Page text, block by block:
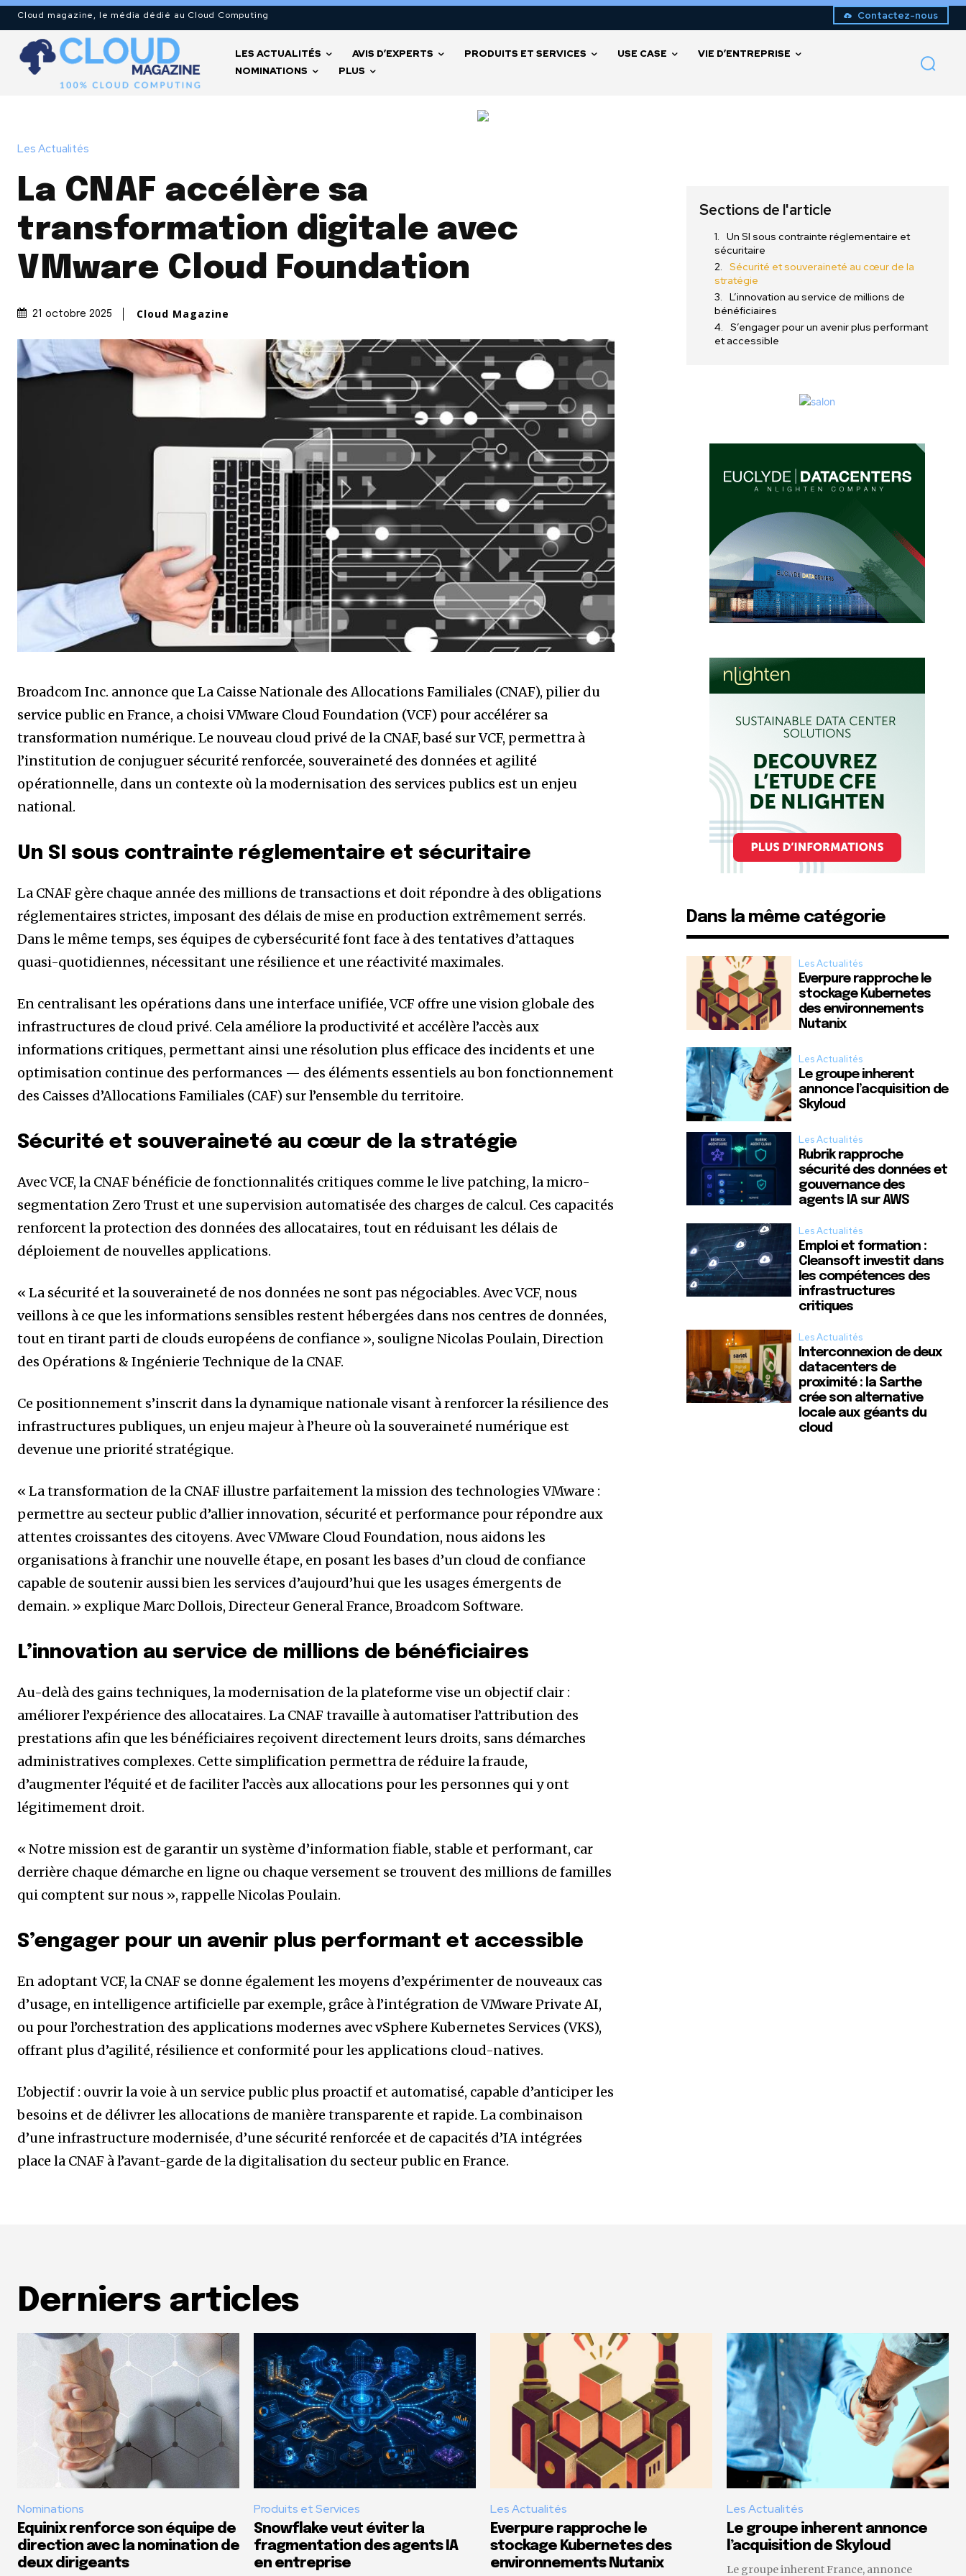
Cloud magazine, le média dédié au Cloud Computing Contactez-nous
LES ACTUALITÉS AVIS D’EXPERTS PRODUITS ET SERVICES USE CASE
VIE D’ENTREPRISE
NOMINATIONS
PLUS
Les Actualités
La CNAF accélère sa
transformation digitale avec
VMware Cloud Foundation
21 octobre 2025 Cloud Magazine
Broadcom Inc. annonce que La Caisse Nationale des Allocations Familiales (CNAF), pilier du
service public en France, a choisi VMware Cloud Foundation (VCF) pour accélérer sa
transformation numérique. Le nouveau cloud privé de la CNAF, basé sur VCF, permettra à
l’institution de conjuguer sécurité renforcée, souveraineté des données et agilité
opérationnelle, dans un contexte où la modernisation des services publics est un enjeu
national.
Un SI sous contrainte réglementaire et sécuritaire
La CNAF gère chaque année des millions de transactions et doit répondre à des obligations
réglementaires strictes, imposant des délais de mise en production extrêmement serrés.
Dans le même temps, ses équipes de cybersécurité font face à des tentatives d’attaques
quasi-quotidiennes, nécessitant une résilience et une réactivité maximales.
En centralisant les opérations dans une interface unifiée, VCF offre une vision globale des
infrastructures de cloud privé. Cela améliore la productivité et accélère l’accès aux
informations critiques, permettant ainsi une résolution plus efficace des incidents et une
optimisation continue des performances — des éléments essentiels au bon fonctionnement
des Caisses d’Allocations Familiales (CAF) sur l’ensemble du territoire.
Sécurité et souveraineté au cœur de la stratégie
Avec VCF, la CNAF bénéficie de fonctionnalités critiques comme le live patching, la micro-
segmentation Zero Trust et une supervision automatisée des charges de calcul. Ces capacités
renforcent la protection des données des allocataires, tout en réduisant les délais de
déploiement de nouvelles applications.
« La sécurité et la souveraineté de nos données ne sont pas négociables. Avec VCF, nous
veillons à ce que les informations sensibles restent hébergées dans nos centres de données,
tout en tirant parti de clouds européens de confiance », souligne Nicolas Poulain, Direction
des Opérations & Ingénierie Technique de la CNAF.
Ce positionnement s’inscrit dans la dynamique nationale visant à renforcer la résilience des
infrastructures publiques, un enjeu majeur à l’heure où la souveraineté numérique est
devenue une priorité stratégique.
« La transformation de la CNAF illustre parfaitement la mission des technologies VMware :
permettre au secteur public d’allier innovation, sécurité et performance pour répondre aux
attentes croissantes des citoyens. Avec VMware Cloud Foundation, nous aidons les
organisations à franchir une nouvelle étape, en posant les bases d’un cloud de confiance
capable de soutenir aussi bien les services d’aujourd’hui que les usages émergents de
demain. » explique Marc Dollois, Directeur General France, Broadcom Software.
L’innovation au service de millions de bénéficiaires
Au-delà des gains techniques, la modernisation de la plateforme vise un objectif clair :
améliorer l’expérience des allocataires. La CNAF travaille à automatiser l’attribution des
prestations afin que les bénéficiaires reçoivent directement leurs droits, sans démarches
administratives complexes. Cette simplification permettra de réduire la fraude,
d’augmenter l’équité et de faciliter l’accès aux allocations pour les personnes qui y ont
légitimement droit.
« Notre mission est de garantir un système d’information fiable, stable et performant, car
derrière chaque démarche en ligne ou chaque versement se trouvent des millions de familles
qui comptent sur nous », rappelle Nicolas Poulain.
S’engager pour un avenir plus performant et accessible
En adoptant VCF, la CNAF se donne également les moyens d’expérimenter de nouveaux cas
d’usage, en intelligence artificielle par exemple, grâce à l’intégration de VMware Private AI,
ou pour l’orchestration des applications modernes avec vSphere Kubernetes Services (VKS),
offrant plus d’agilité, résilience et conformité pour les applications cloud-natives.
L’objectif : ouvrir la voie à un service public plus proactif et automatisé, capable d’anticiper les
besoins et de délivrer les allocations de manière transparente et rapide. La combinaison
d’une infrastructure modernisée, d’une sécurité renforcée et de capacités d’IA intégrées
place la CNAF à l’avant-garde de la digitalisation du secteur public en France.
Sections de l'article
Un SI sous contrainte réglementaire et
sécuritaire
Sécurité et souveraineté au cœur de la
stratégie
L’innovation au service de millions de
bénéficiaires
S’engager pour un avenir plus performant
et accessible
Dans la même catégorie
Les Actualités
Everpure rapproche le
stockage Kubernetes
des environnements
Nutanix
Les Actualités
Le groupe inherent
annonce l’acquisition de
Skyloud
Les Actualités
Rubrik rapproche
sécurité des données et
gouvernance des
agents IA sur AWS
Les Actualités
Emploi et formation :
Cleansoft investit dans
les compétences des
infrastructures
critiques
Les Actualités
Interconnexion de deux
datacenters de
proximité : la Sarthe
crée son alternative
locale aux géants du
cloud
Derniers articles
Nominations
Equinix renforce son équipe de
direction avec la nomination de
deux dirigeants
Produits et Services
Snowflake veut éviter la
fragmentation des agents IA
en entreprise
Les Actualités
Everpure rapproche le
stockage Kubernetes des
environnements Nutanix
Les Actualités
Le groupe inherent annonce
l’acquisition de Skyloud
Le groupe inherent France, annonce